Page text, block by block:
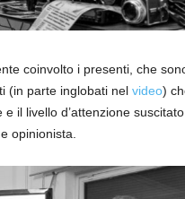
coinvolto i presenti, che
(in parte inglobati nel video)
e il livello d’attenzione
opinionista.